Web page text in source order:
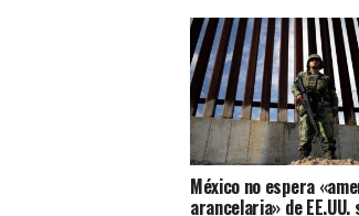
México no espera
arancelaria» de EE.UU.